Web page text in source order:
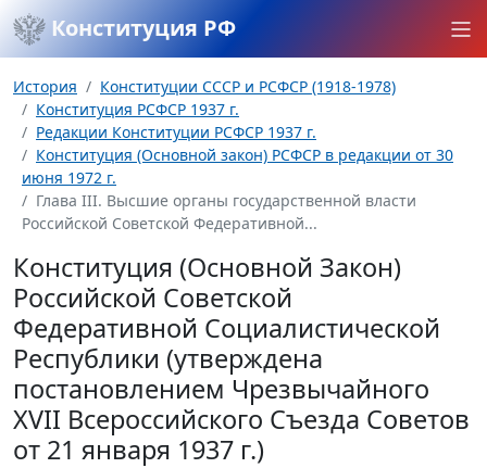
Конституция РФ
История
Конституции СССР и РСФСР (1918-1978)
Конституция РСФСР 1937 г.
Редакции Конституции РСФСР 1937 г.
Конституция (Основной закон) РСФСР в редакции от 30
июня 1972 г.
Глава III. Высшие органы государственной власти
Российской Советской Федеративной...
Конституция (Основной Закон)
Российской Советской
Федеративной Социалистической
Республики (утверждена
постановлением Чрезвычайного
XVII Всероссийского Съезда Советов
от 21 января 1937 г.)